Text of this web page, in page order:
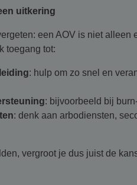
uitkering
een AOV is niet alleen
toegang tot:
: hulp om zo snel en
: bijvoorbeeld bij
: denk aan arbodiensten,
vergroot je dus juist de